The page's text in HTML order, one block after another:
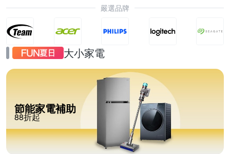
嚴選品牌
大小家電
節能家電補助
88折起